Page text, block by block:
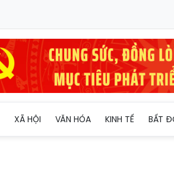
XÃ HỘI VĂN HÓA KINH TẾ BẤT